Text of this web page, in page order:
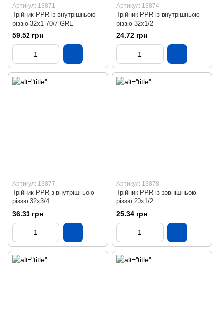
Артикул: 13871
Трійник PPR із внутрішньою
різзю 32х1 70/7 GRE
59.52 грн
Артикул: 13874
Трійник PPR із внутрішньою
різзю 32х1/2
24.72 грн
Артикул: 13877
Трійник PPR з внутрішньою
різзю 32х3/4
36.33 грн
Артикул: 13878
Трійник PPR із зовнішньою
різзю 20х1/2
25.34 грн